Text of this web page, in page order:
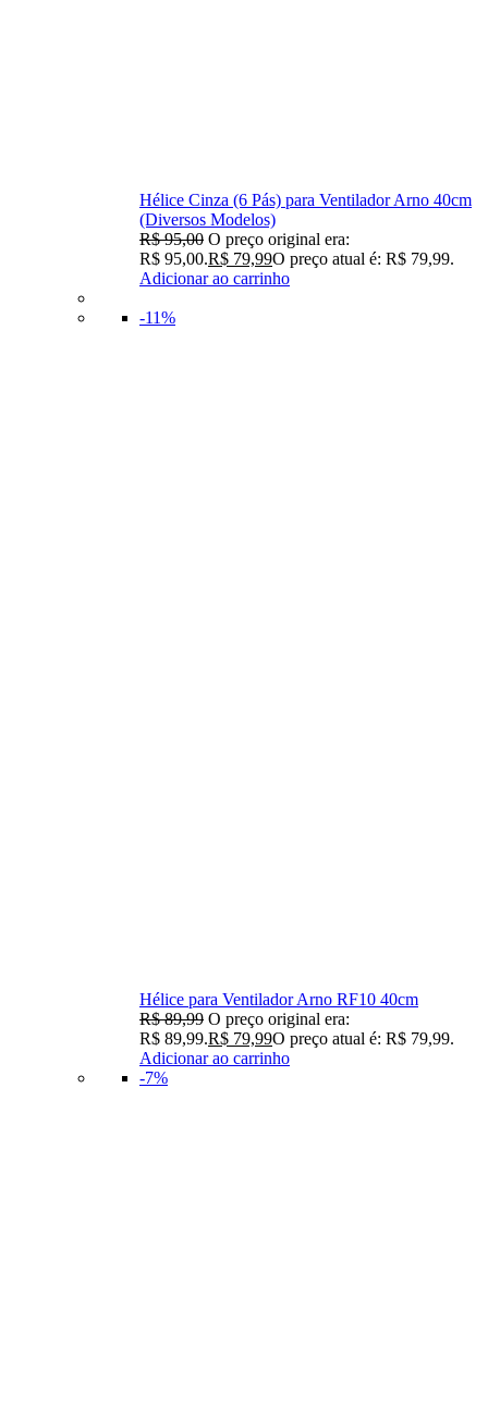
Hélice Cinza (6 Pás) para Ventilador Arno 40cm
(Diversos Modelos)
R$95,00 O preço original era:
R$ 95,00.R$ 79,99O preço atual é: R$ 79,99.
Adicionar ao carrinho
-11%
Hélice para Ventilador Arno RF10 40cm
R$89,99 O preço original era:
R$ 89,99.R$ 79,99O preço atual é: R$ 79,99.
Adicionar ao carrinho
-7%